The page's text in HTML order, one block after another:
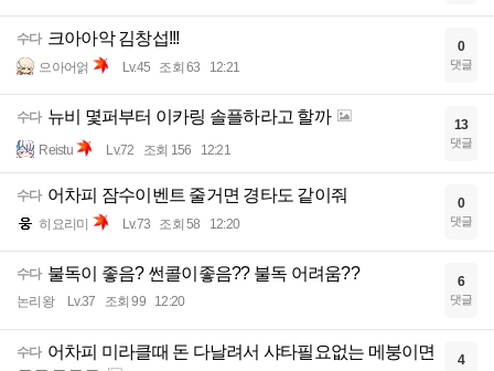
수다 크아아악 김창섭!!!
으아어얽 Lv.45 조회 63 12:21
0
댓글
수다 뉴비 몇퍼부터 이카링 솔플하라고 할까
Reistu Lv.72 조회 156 12:21
13
댓글
수다 어차피 잠수이벤트 줄거면 경타도 같이줘
히요리미 Lv.73 조회 58 12:20
0
댓글
수다 불독이 좋음? 썬콜이좋음?? 불독 어려움??
논리왕 Lv.37 조회 99 12:20
6
댓글
수다 어차피 미라클때 돈 다날려서 샤타필요없는 메붕이면
4